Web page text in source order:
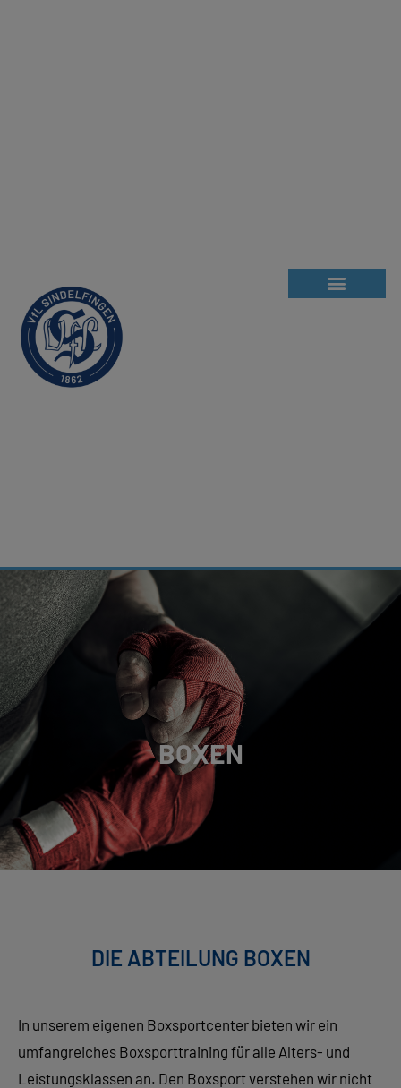
BOXEN
DIE ABTEILUNG BOXEN
In unserem eigenen Boxsportcenter bieten wir ein
umfangreiches Boxsporttraining für alle Alters- und
Leistungsklassen an. Den Boxsport verstehen wir nicht